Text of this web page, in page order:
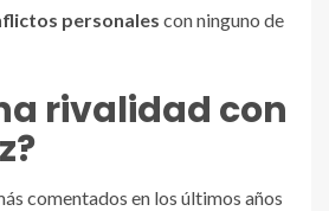
personales con ninguno de
rivalidad con
comentados en los últimos años